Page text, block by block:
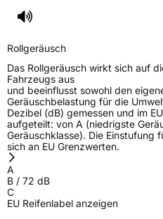
Fahrzeugklasse
EPREL ID593083
Allgemeine
HerstellerkontaktInterpneu
Rollgeräusch
Das Rollgeräusch wirkt sich auf
Fahrzeugs aus
und beeinflusst sowohl den
Geräuschbelastung für die
Dezibel (dB) gemessen und im
aufgeteilt: von A (niedrigste
Geräuschklasse). Die Einstufung
sich an EU Grenzwerten.
A
B / 72 dB
C
EU Reifenlabel anzeigen